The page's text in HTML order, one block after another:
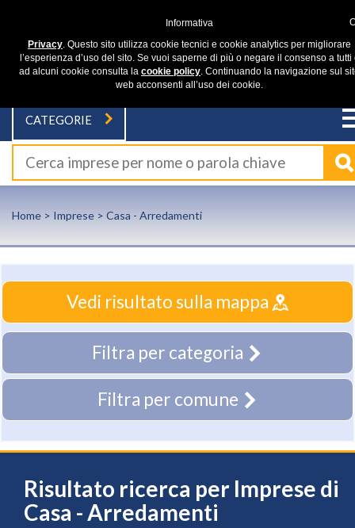
CATEGORIE
Home > Imprese > Casa - Arredamenti
Vedi risultato sulla mappa
Filtra per categoria
Filtra per comune
Risultato ricerca per Imprese di
Casa - Arredamenti
Informativa
Privacy. Questo sito utilizza cookie tecnici e cookie analytics per migliorare
l’esperienza d’uso del sito. Se vuoi saperne di più o negare il consenso a tutti
ad alcuni cookie consulta la cookie policy. Continuando la navigazione sul
web acconsenti all’uso dei cookie.